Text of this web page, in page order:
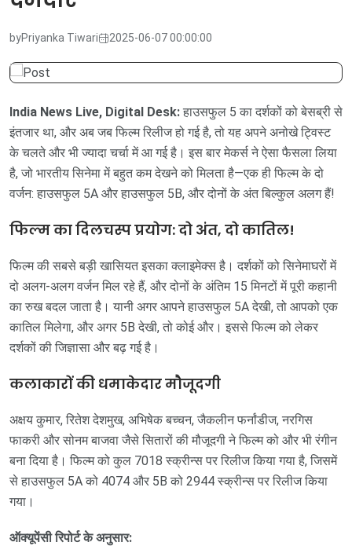
byPriyanka Tiwari 2025-06-07 00:00:00
India News Live, Digital Desk: हाउसफुल 5 का दर्शकों को बेसब्री से
इंतजार था, और अब जब फिल्म रिलीज हो गई है, तो यह अपने अनोखे ट्विस्ट
के चलते और भी ज्यादा चर्चा में आ गई है। इस बार मेकर्स ने ऐसा फैसला लिया
है, जो भारतीय सिनेमा में बहुत कम देखने को मिलता है—एक ही फिल्म के दो
वर्जन: हाउसफुल 5A और हाउसफुल 5B, और दोनों के अंत बिल्कुल अलग हैं!
फिल्म का दिलचस्प प्रयोग: दो अंत, दो कातिल!
फिल्म की सबसे बड़ी खासियत इसका क्लाइमेक्स है। दर्शकों को सिनेमाघरों में
दो अलग-अलग वर्जन मिल रहे हैं, और दोनों के अंतिम 15 मिनटों में पूरी कहानी
का रुख बदल जाता है। यानी अगर आपने हाउसफुल 5A देखी, तो आपको एक
कातिल मिलेगा, और अगर 5B देखी, तो कोई और। इससे फिल्म को लेकर
दर्शकों की जिज्ञासा और बढ़ गई है।
कलाकारों की धमाकेदार मौजूदगी
अक्षय कुमार, रितेश देशमुख, अभिषेक बच्चन, जैकलीन फर्नांडीज, नरगिस
फाकरी और सोनम बाजवा जैसे सितारों की मौजूदगी ने फिल्म को और भी रंगीन
बना दिया है। फिल्म को कुल 7018 स्क्रीन्स पर रिलीज किया गया है, जिसमें
से हाउसफुल 5A को 4074 और 5B को 2944 स्क्रीन्स पर रिलीज किया
गया।
ऑक्यूपेंसी रिपोर्ट के अनुसार: